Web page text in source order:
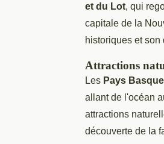
et du Lot, qui
capitale de la
historiques et son
Attractions
Les Pays Basque
allant de l'océan
attractions
découverte de la